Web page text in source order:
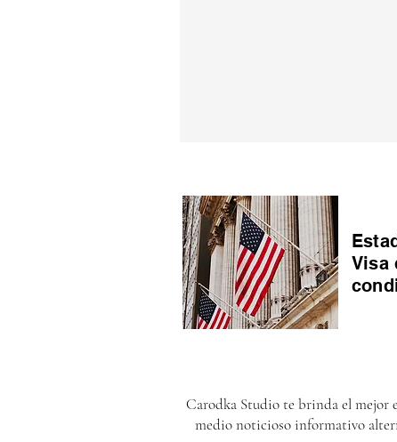
Visa
Carodka Studio te brinda el mejor
medio noticioso informativo